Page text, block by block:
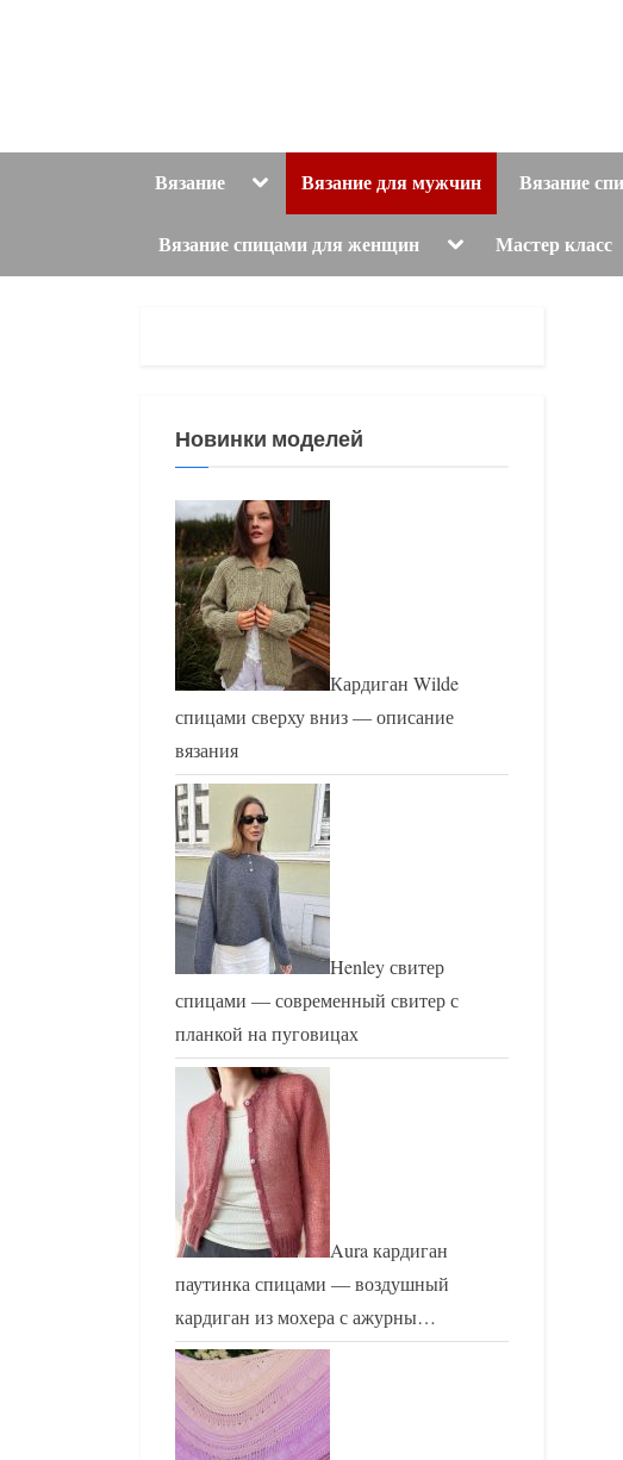
Вязание Toggle
menu
Вязание для мужчин Вязание
Вязание спицами для женщин Toggle
menu
Мастер класс
Новинки моделей
Кардиган Wilde
спицами сверху вниз — описание
вязания
Henley свитер
спицами — современный свитер с
планкой на пуговицах
Aura кардиган
паутинка спицами — воздушный
кардиган из мохера с ажурны…